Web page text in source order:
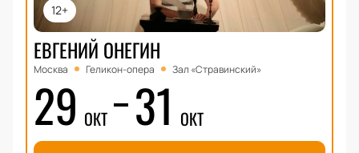
12+
ЕВГЕНИЙ ОНЕГИН
Москва Геликон-опера Зал «Стравинский»
29 ОКТ 31 ОКТ